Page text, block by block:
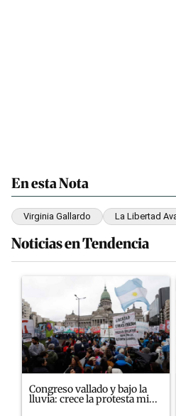
En esta Nota
Virginia Gallardo La Libertad
Noticias en Tendencia
Este listado muestra los artículos
Un artículo de tendencia con el
Congreso vallado y bajo la
lluvia: crece la protesta mi...